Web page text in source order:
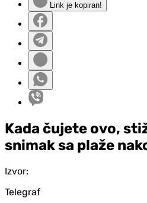
Link je kopiran!
Kada čujete ovo,
snimak sa plaže
Izvor:
Telegraf